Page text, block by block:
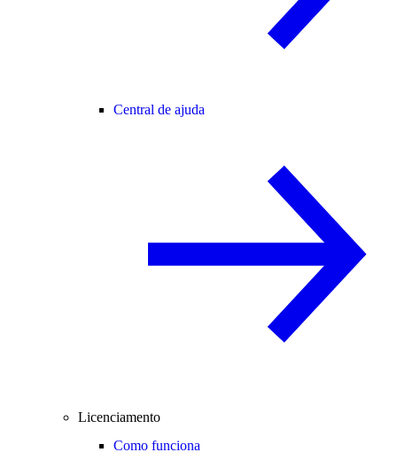
Central de ajuda
Licenciamento
Como funciona